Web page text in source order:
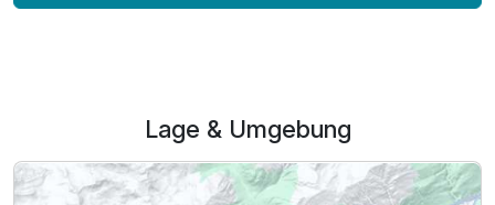
Lage & Umgebung